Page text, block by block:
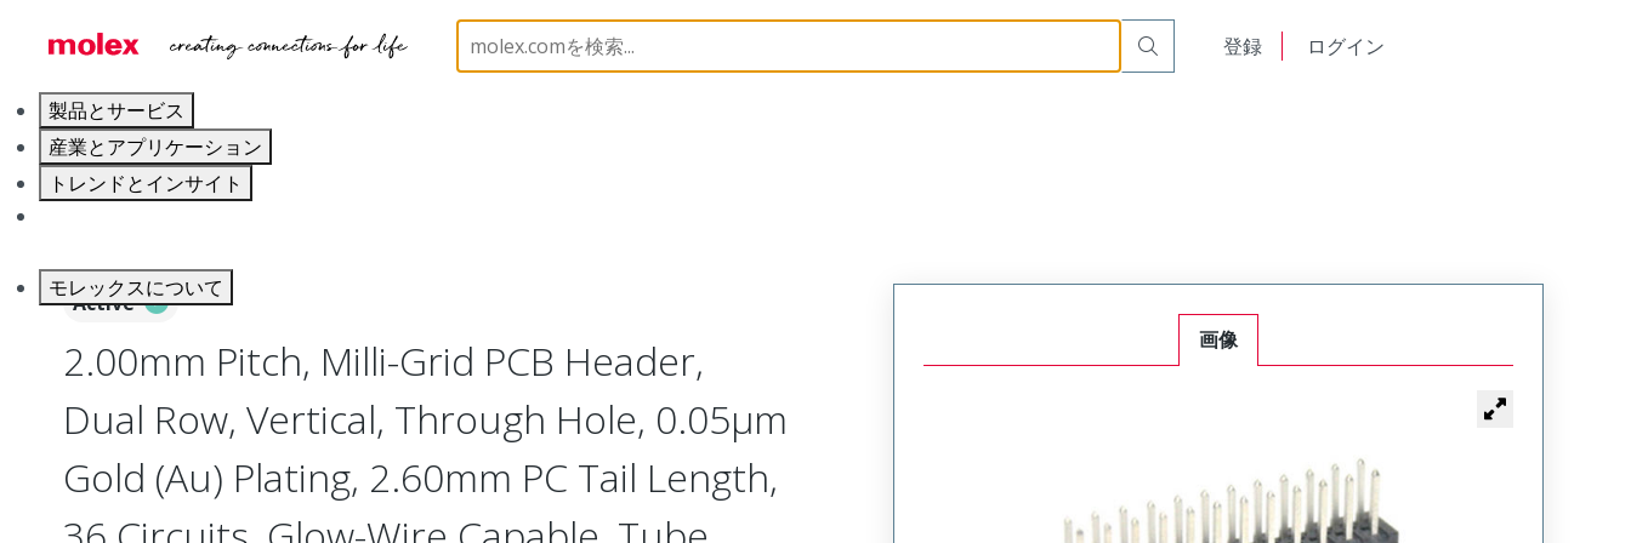
登録 ログイン
製品とサービス
産業とアプリケーション
トレンドとインサイト
モレックスについて
PCB / Wire Connectors PCB Headers and Receptacles 151117 1511173136
Active
2.00mm Pitch, Milli-Grid PCB Header,
Dual Row, Vertical, Through Hole, 0.05µm
Gold (Au) Plating, 2.60mm PC Tail Length,
画像